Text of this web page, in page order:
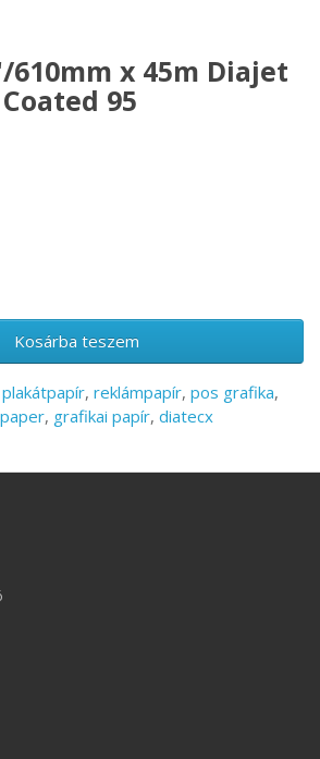
610mm x 45m Diajet
95
Kosárba teszem
plakátpapír, reklámpapír, pos grafika,
, grafikai papír, diatecx